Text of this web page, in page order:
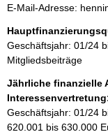
o
r
m
a
i
o
n
e
e
s
e
o
t
a
k
t
i
n
f
E-Mail-Adresse:
Geschäftsjahr: 01/24
Mitgliedsbeiträge
Jährliche finanzielle
Geschäftsjahr: 01/24
620.001 bis 630.000